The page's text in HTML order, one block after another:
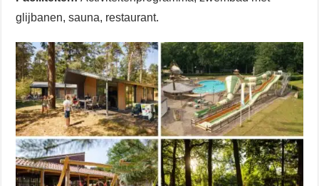
glijbanen, sauna, restaurant.